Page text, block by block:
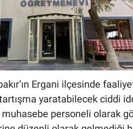
Ergani ilçesinde
yaratabilecek ciddi
personeli olarak